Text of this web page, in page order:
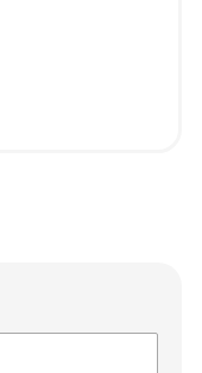
内等の発送のため
の提供のため
め